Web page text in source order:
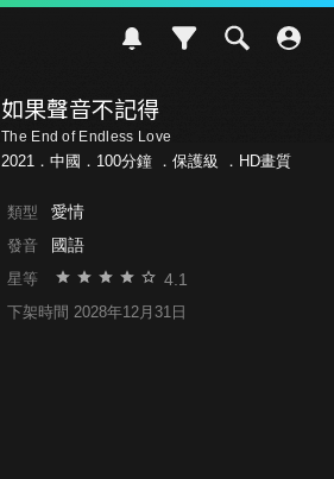
如果聲音不記得
The End of Endless Love
2021．中國．100分鐘 ． 保護級 ．HD畫質
類型 愛情
發音 國語
星等 4.1
下架時間 2028年12月31日